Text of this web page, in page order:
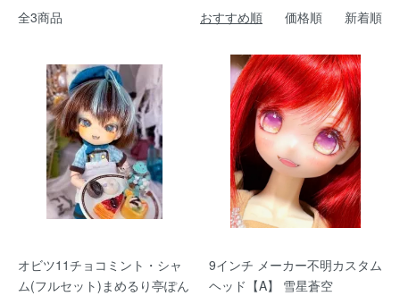
全3商品 おすすめ順 価格順 新着順
オビツ11チョコミント・シャ
ム(フルセット)まめるり亭ぽん
9インチ メーカー不明カスタム
ヘッド【A】 雪星蒼空